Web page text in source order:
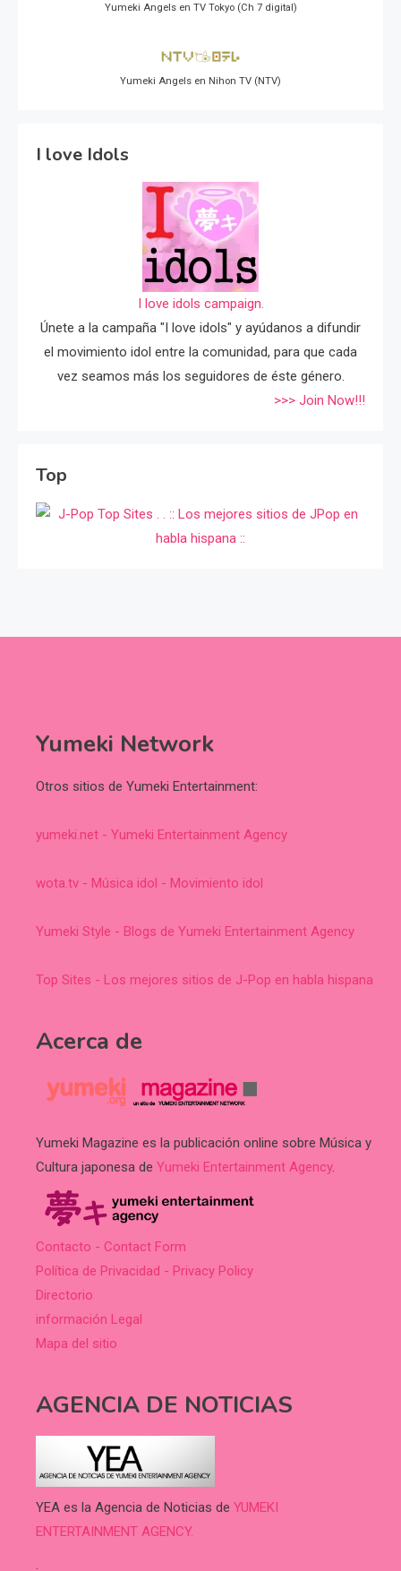
Yumeki Angels en TV Tokyo (Ch 7 digital)
Yumeki Angels en Nihon TV (NTV)
I love Idols
I love idols campaign.
Únete a la campaña "I love idols" y ayúdanos a difundir
el movimiento idol entre la comunidad, para que cada
vez seamos más los seguidores de éste género.
>>> Join Now!!!
Top
Yumeki Network
Otros sitios de Yumeki Entertainment:
yumeki.net - Yumeki Entertainment Agency
wota.tv - Música idol - Movimiento idol
Yumeki Style - Blogs de Yumeki Entertainment Agency
Top Sites - Los mejores sitios de J-Pop en habla hispana
Acerca de
Yumeki Magazine es la publicación online sobre Música y
Cultura japonesa de Yumeki Entertainment Agency.
Contacto - Contact Form
Política de Privacidad - Privacy Policy
Directorio
información Legal
Mapa del sitio
AGENCIA DE NOTICIAS
YEA es la Agencia de Noticias de YUMEKI
ENTERTAINMENT AGENCY.
.